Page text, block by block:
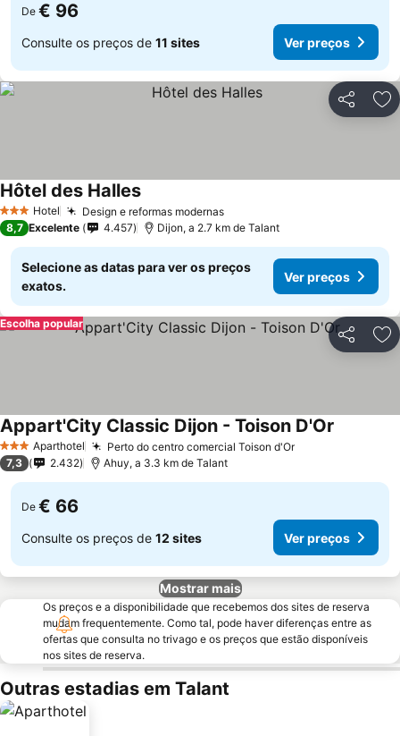
De € 96
Consulte os preços de 11 sites Ver preços
Partilhar
3 EstrelasHotel Design e reformas modernas
Hôtel des Halles
8,7 Excelente 4.457 Dijon, a 2.7 km de Talant
Selecione as datas para ver os preços
exatos.
Ver preços
Partilhar
Escolha popular
3 EstrelasAparthotel Perto do centro comercial Toison d'Or
Appart'City Classic Dijon - Toison D'Or
7,3 2.432 Ahuy, a 3.3 km de Talant
De € 66
Consulte os preços de 12 sites Ver preços
Mostrar mais
Os preços e a disponibilidade que recebemos dos sites de reserva
mudam frequentemente. Como tal, pode haver diferenças entre as
ofertas que consulta no trivago e os preços que estão disponíveis
nos sites de reserva.
Outras estadias em Talant